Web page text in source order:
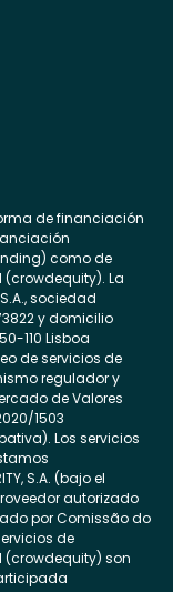
de financiación
como de
La
sociedad
y domicilio
110 Lisboa
de servicios de
regulador y
de Valores
1503
Los servicios
S.A. (bajo el
autorizado
por Comissão do
de
son